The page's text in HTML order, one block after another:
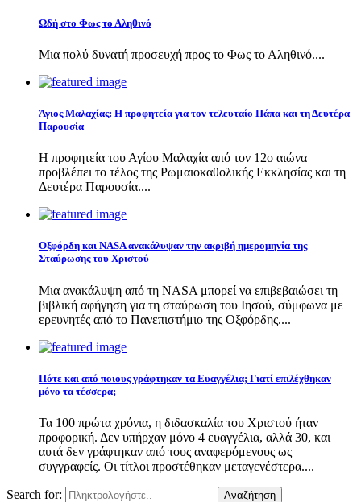
Ωδή στο Φως το Αληθινό
Μια πολύ δυνατή προσευχή προς το Φως το Αληθινό....
Άγιος Μαλαχίας: Η προφητεία για τον τελευταίο Πάπα και τη Δευτέρα
Παρουσία
Η προφητεία του Αγίου Μαλαχία από τον 12ο αιώνα
προβλέπει το τέλος της Ρωμαιοκαθολικής Εκκλησίας και τη
Δευτέρα Παρουσία....
Οξφόρδη και NASA ανακάλυψαν την ακριβή ημερομηνία της
Σταύρωσης του Χριστού
Μια ανακάλυψη από τη NASA μπορεί να επιβεβαιώσει τη
βιβλική αφήγηση για τη σταύρωση του Ιησού, σύμφωνα με
ερευνητές από το Πανεπιστήμιο της Οξφόρδης....
Πότε και από ποιους γράφτηκαν τα Ευαγγέλια; Γιατί επιλέχθηκαν
μόνο τα τέσσερα;
Τα 100 πρώτα χρόνια, η διδασκαλία του Χριστού ήταν
προφορική. Δεν υπήρχαν μόνο 4 ευαγγέλια, αλλά 30, και
αυτά δεν γράφτηκαν από τους αναφερόμενους ως
συγγραφείς. Οι τίτλοι προστέθηκαν μεταγενέστερα....
Search for: Αναζήτηση